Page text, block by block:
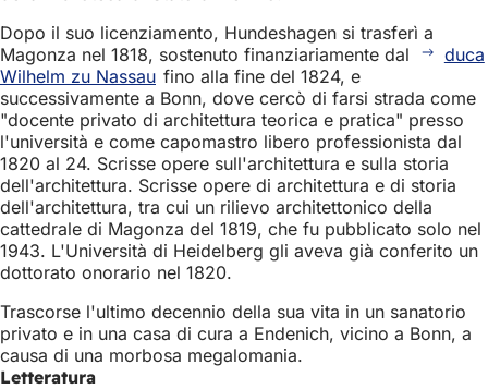
Dopo il suo licenziamento, Hundeshagen si trasferì a
Magonza nel 1818, sostenuto finanziariamente dal
duca
Wilhelm zu Nassau fino alla fine del 1824, e
successivamente a Bonn, dove cercò di farsi strada come
"docente privato di architettura teorica e pratica" presso
l'università e come capomastro libero professionista dal
1820 al 24. Scrisse opere sull'architettura e sulla storia
dell'architettura. Scrisse opere di architettura e di storia
dell'architettura, tra cui un rilievo architettonico della
cattedrale di Magonza del 1819, che fu pubblicato solo nel
1943. L'Università di Heidelberg gli aveva già conferito un
dottorato onorario nel 1820.
Trascorse l'ultimo decennio della sua vita in un sanatorio
privato e in una casa di cura a Endenich, vicino a Bonn, a
causa di una morbosa megalomania.
Letteratura